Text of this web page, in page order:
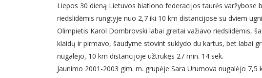
Liepos 30 dieną Lietuvos biatlono federacijos taurės varžybose
riedslidėmis rungtyje nuo 2,7 iki 10 km distancijose su dviem
Olimpietis Karol Dombrovski labai greitai važiavo riedslidėmis,
klaidų ir pirmavo, šaudyme stovint suklydo du kartus, bet labai
nugalėjo, 10 km distancijoje užtrukęs 27 min. 14 sek.
Jaunimo 2001-2003 gim. m. grupėje Sara Urumova nugalėjo